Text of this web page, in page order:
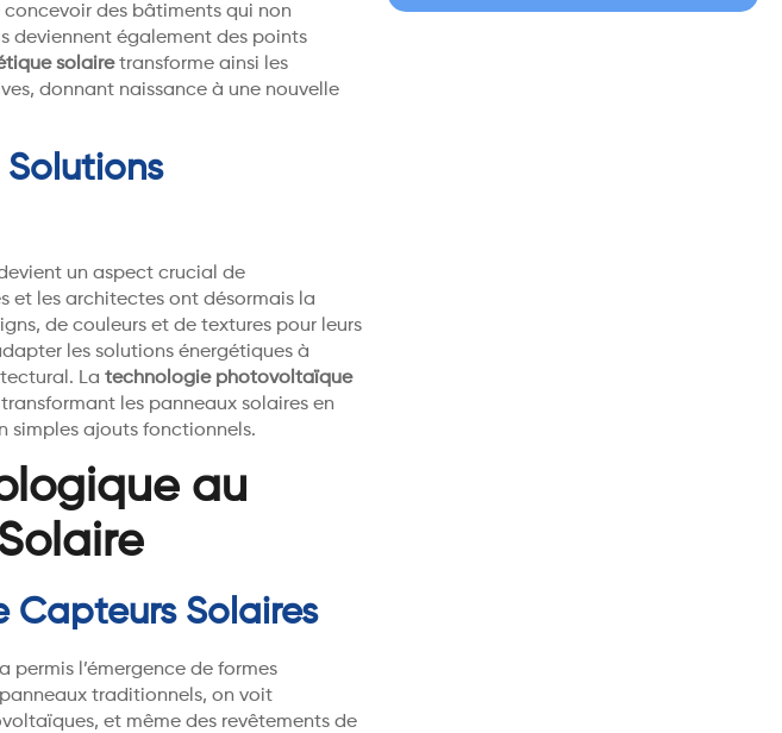
des bâtiments qui non
deviennent également des points
solairetransforme ainsi les
donnant naissance à une nouvelle
Solutions
un aspect crucial de
et les architectes ont désormais la
de couleurs et de textures pour leurs
les solutions énergétiques à
La technologie photovoltaïque
les panneaux solaires en
simples ajouts fonctionnels.
au
Capteurs Solaires
permis l’émergence de formes
traditionnels, on voit
et même des revêtements de